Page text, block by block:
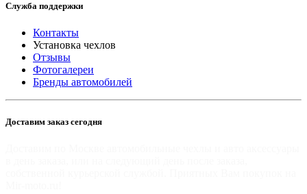
Служба поддержки
Контакты
Установка чехлов
Отзывы
Фотогалереи
Бренды автомобилей
Доставим заказ сегодня